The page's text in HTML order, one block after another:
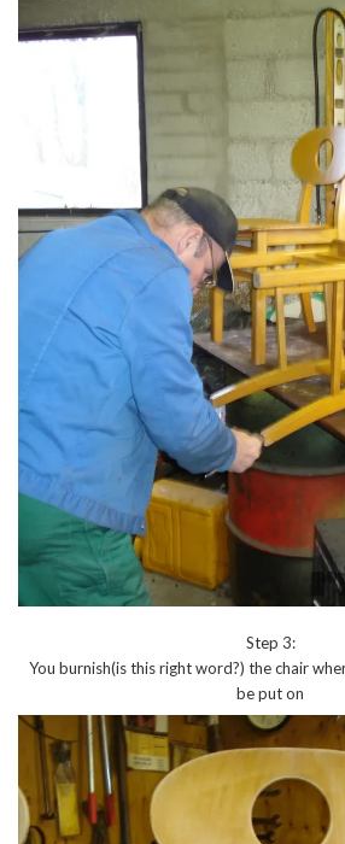
Step 3:
You burnish(is this right word?) the chair
be put on